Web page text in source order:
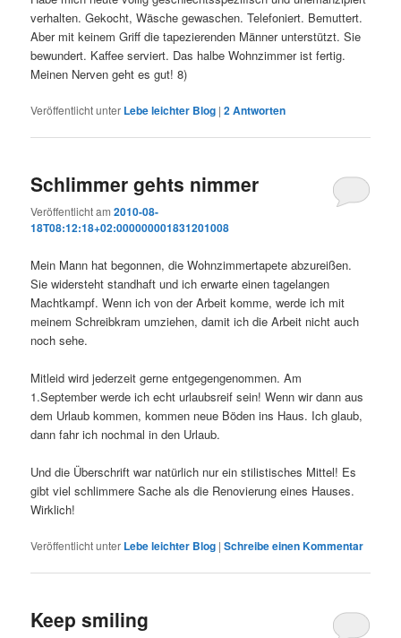
verhalten. Gekocht, Wäsche gewaschen. Telefoniert. Bemuttert.
Aber mit keinem Griff die tapezierenden Männer unterstützt. Sie
bewundert. Kaffee serviert. Das halbe Wohnzimmer ist fertig.
Meinen Nerven geht es gut! 8)
Veröffentlicht unter Lebe leichter Blog |2Antworten
Schlimmer gehts nimmer
Veröffentlicht am2010-08-
18T08:12:18+02:000000001831201008
Mein Mann hat begonnen, die Wohnzimmertapete abzureißen.
Sie widersteht standhaft und ich erwarte einen tagelangen
Machtkampf. Wenn ich von der Arbeit komme, werde ich mit
meinem Schreibkram umziehen, damit ich die Arbeit nicht auch
noch sehe.
Mitleid wird jederzeit gerne entgegengenommen. Am
1.September werde ich echt urlaubsreif sein! Wenn wir dann aus
dem Urlaub kommen, kommen neue Böden ins Haus. Ich glaub,
dann fahr ich nochmal in den Urlaub.
Und die Überschrift war natürlich nur ein stilistisches Mittel! Es
gibt viel schlimmere Sache als die Renovierung eines Hauses.
Wirklich!
Veröffentlicht unter Lebe leichter Blog |Schreibe einen Kommentar
Keep smiling